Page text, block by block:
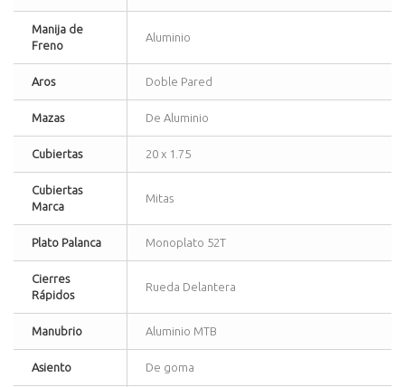
Manija de
Freno
Aluminio
Aros Doble Pared
Mazas De Aluminio
Cubiertas 20 x 1.75
Cubiertas
Marca
Mitas
Plato Palanca Monoplato 52T
Cierres
Rápidos
Rueda Delantera
Manubrio Aluminio MTB
Asiento De goma